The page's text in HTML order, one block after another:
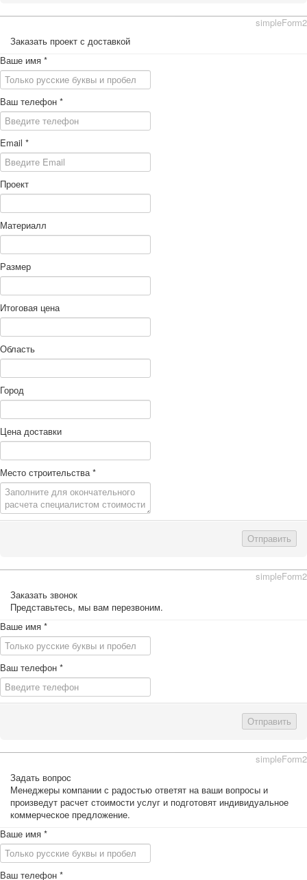
simpleForm2
Заказать проект с доставкой
Ваше имя *
Ваш телефон *
Email *
Проект
Материалл
Размер
Итоговая цена
Область
Город
Цена доставки
Место строительства*
Отправить
simpleForm2
Заказать звонок
Представьтесь, мы вам перезвоним.
Ваше имя *
Ваш телефон *
Отправить
simpleForm2
Задать вопрос
Менеджеры компании с радостью ответят на ваши вопросы и
произведут расчет стоимости услуг и подготовят индивидуальное
коммерческое предложение.
Ваше имя *
Ваш телефон *